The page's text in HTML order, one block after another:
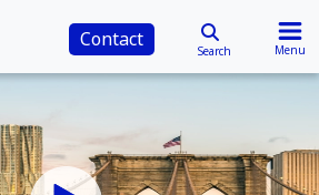
Contact Search Menu